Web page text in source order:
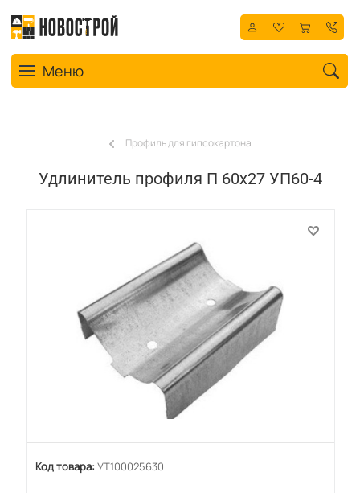
Toggle navigation
Меню
Профиль для гипсокартона
Удлинитель профиля П 60x27 УП60-4
Код товара: УТ100025630